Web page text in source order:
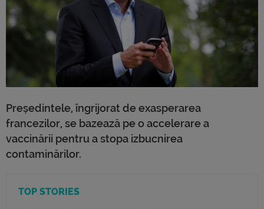
Președintele, îngrijorat de exasperarea
francezilor, se bazează pe o accelerare a
vaccinării pentru a stopa izbucnirea
contaminărilor.
TOP STORIES